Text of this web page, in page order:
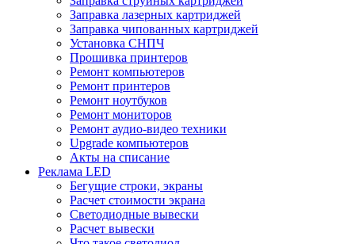
Заправка лазерных картриджей
Заправка чипованных картриджей
Установка СНПЧ
Прошивка принтеров
Ремонт компьютеров
Ремонт принтеров
Ремонт ноутбуков
Ремонт мониторов
Ремонт аудио-видео техники
Upgrade компьютеров
Акты на списание
Реклама LED
Бегущие строки, экраны
Расчет стоимости экрана
Светодиодные вывески
Расчет вывески